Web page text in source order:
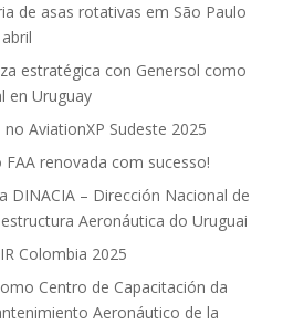
de asas rotativas em São Paulo
estratégica con Genersol como
en Uruguay
AviationXP Sudeste 2025
renovada com sucesso!
DINACIA – Dirección Nacional de
Aeronáutica do Uruguai
Colombia 2025
Centro de Capacitación da
Aeronáutico de la